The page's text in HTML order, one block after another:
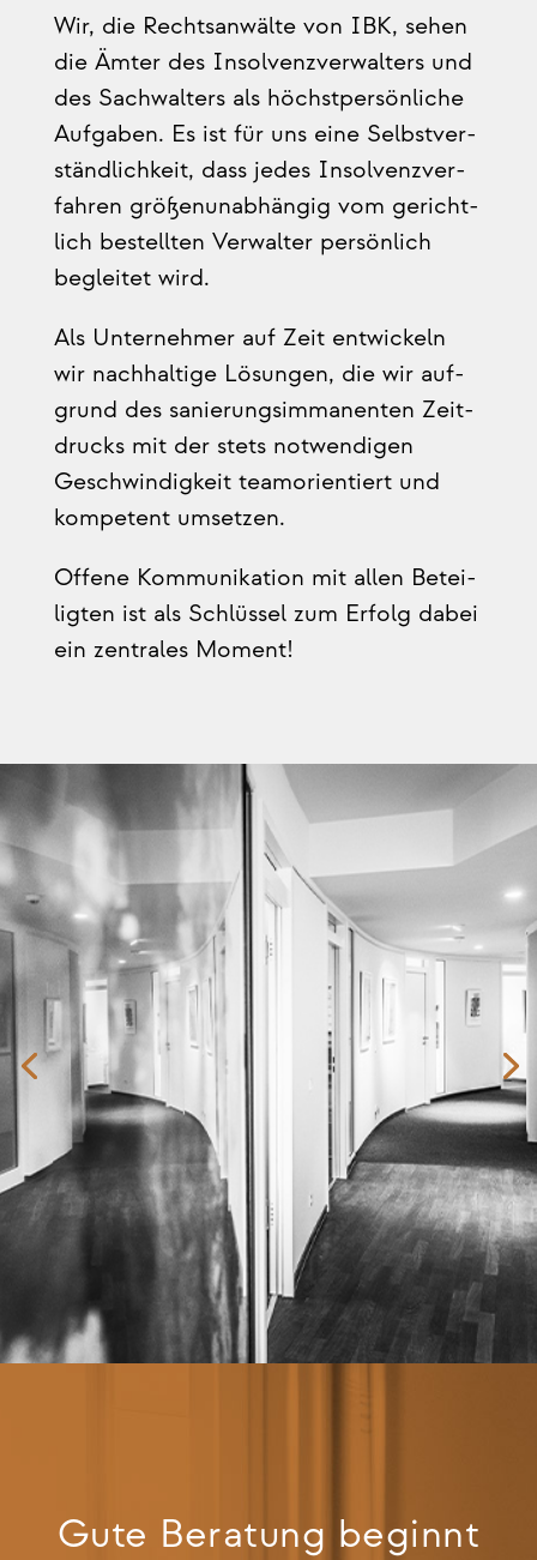
Wir, die Rechts­an­wäl­te von IBK, sehen
die Ämter des Insol­venz­ver­wal­tersund
des Sach­wal­ters als höchst­per­sön­li­che
Auf­ga­ben. Es ist für uns eine Selbst­ver­
ständ­lich­keit, dass jedes Insol­venz­ver­
fah­ren grö­ßen­un­ab­hän­gig vom gericht­
lich bestell­ten Ver­wal­ter per­sön­lich
beglei­tet wird.
Als Unter­neh­mer auf Zeit ent­wi­ckeln
wir nach­hal­ti­ge Lösun­gen, die wir auf­
grund des sanie­rungs­im­ma­nen­ten Zeit­
drucks mit der stets not­wen­di­gen
Geschwin­dig­keit team­ori­en­tiert und
kom­pe­tentumsetzen.
Offe­ne Kom­mu­ni­ka­ti­on mit allen Betei­
lig­ten ist als Schlüs­sel zum Erfolg dabei
ein zen­tra­les Moment!
Gute Beratung beginnt